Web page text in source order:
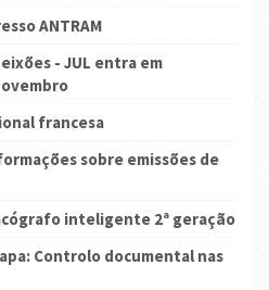
ANTRAM
- JUL entra em
francesa
sobre emissões de
inteligente 2ª geração
Controlo documental nas